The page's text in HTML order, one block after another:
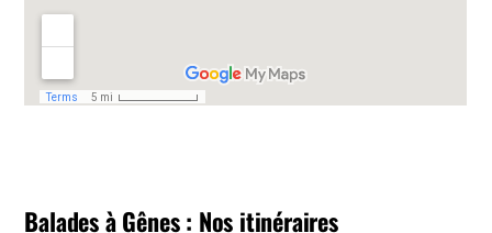
Balades à Gênes : Nos itinéraires